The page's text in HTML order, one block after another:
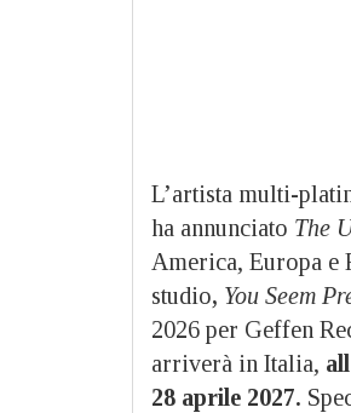
L’artista multi-
ha annunciato The
America, Europa e
studio, You Seem
2026 per Geffen
arriverà in Italia,
28 aprile 2027.